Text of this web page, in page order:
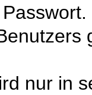
nur in